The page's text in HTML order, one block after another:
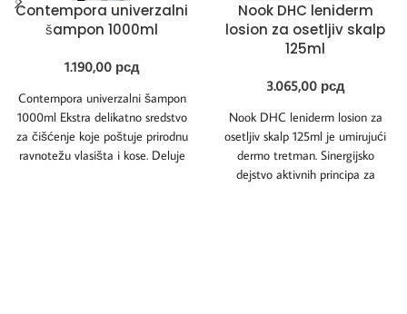
Contempora univerzalni
šampon 1000ml
1.190,00 рсд
Contempora univerzalni šampon
1000ml Ekstra delikatno sredstvo
za čišćenje koje poštuje prirodnu
ravnotežu vlasišta i kose. Deluje
Nook DHC leniderm
losion za osetljiv skalp
125ml
3.065,00 рсд
Nook DHC leniderm losion za
osetljiv skalp 125ml je umirujući
dermo tretman. Sinergijsko
dejstvo aktivnih principa za